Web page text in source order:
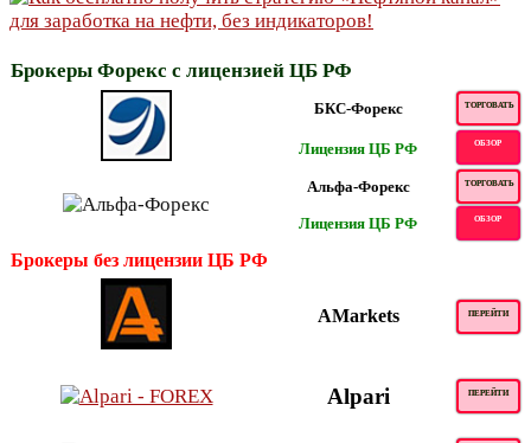
Брокеры Форекс с лицензией ЦБ РФ
БКС-Форекс ТОРГОВАТЬ
Лицензия ЦБ РФ ОБЗОР
Альфа-Форекс ТОРГОВАТЬ
Лицензия ЦБ РФ ОБЗОР
Брокеры без лицензии ЦБ РФ
AMarkets ПЕРЕЙТИ
Alpari ПЕРЕЙТИ